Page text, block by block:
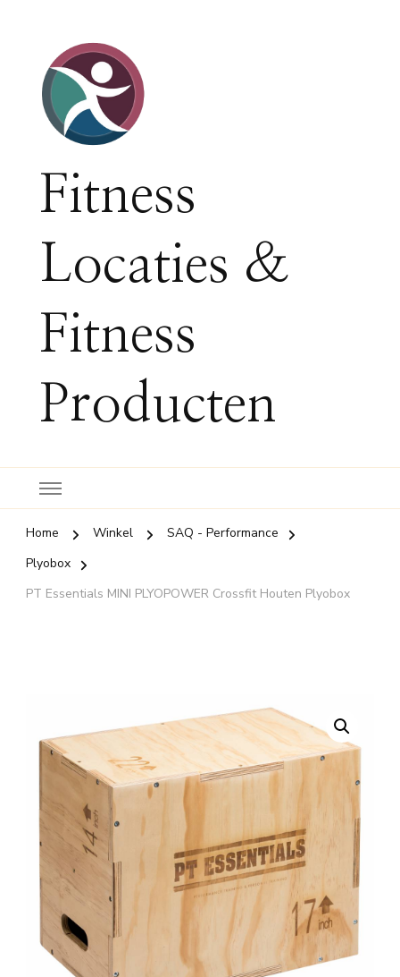
Fitness
Locaties &
Fitness
Producten
Home Winkel
SAQ - Performance
Plyobox
PT Essentials MINI PLYOPOWER Crossfit Houten Plyobox